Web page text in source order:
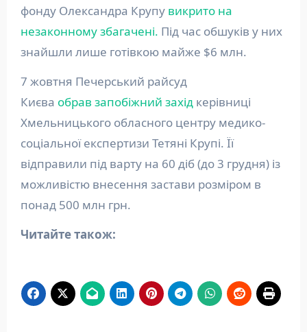
фонду Олександра Крупу викрито на
незаконному збагачені. Під час обшуків у них
знайшли лише готівкою майже $6 млн.
7 жовтня Печерський райсуд
Києва обрав запобіжний західкерівниці
Хмельницького обласного центру медико-
соціальної експертизи Тетяні Крупі. Її
відправили під варту на 60 діб (до 3 грудня) із
можливістю внесення застави розміром в
понад 500 млн грн.
Читайте також: